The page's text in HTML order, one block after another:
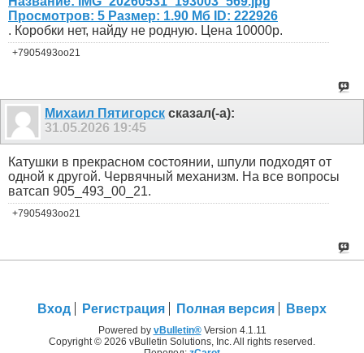
. Коробки нет, найду не родную. Цена 10000р.
+7905493оо21
Михаил Пятигорск сказал(-а):
31.05.2026 19:45
Катушки в прекрасном состоянии, шпули подходят от
одной к другой. Червячный механизм. На все вопросы
ватсап 905_493_00_21.
+7905493оо21
Вход Регистрация Полная версия Вверх
Powered by vBulletin®Version 4.1.11
Copyright © 2026 vBulletin Solutions, Inc. All rights reserved.